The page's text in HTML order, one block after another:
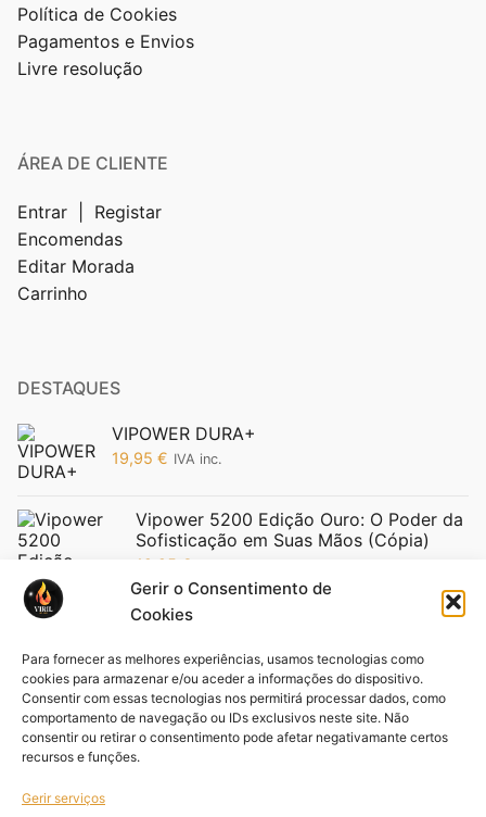
Gerir o Consentimento de
Cookies
Para fornecer as melhores experiências, usamos tecnologias como
cookies para armazenar e/ou aceder a informações do dispositivo.
Consentir com essas tecnologias nos permitirá processar dados, como
comportamento de navegação ou IDs exclusivos neste site. Não
consentir ou retirar o consentimento pode afetar negativamante certos
recursos e funções.
Gerir serviços
Política de Cookies
Pagamentos e Envios
Livre resolução
ÁREA DE CLIENTE
Entrar | Registar
Encomendas
Editar Morada
Carrinho
DESTAQUES
VIPOWER DURA+
19,95 € IVA inc.
Vipower 5200 Edição Ouro: O Poder da
Sofisticação em Suas Mãos (Cópia)
19,95 €
Pack VIFORCE 3 unid
44,85